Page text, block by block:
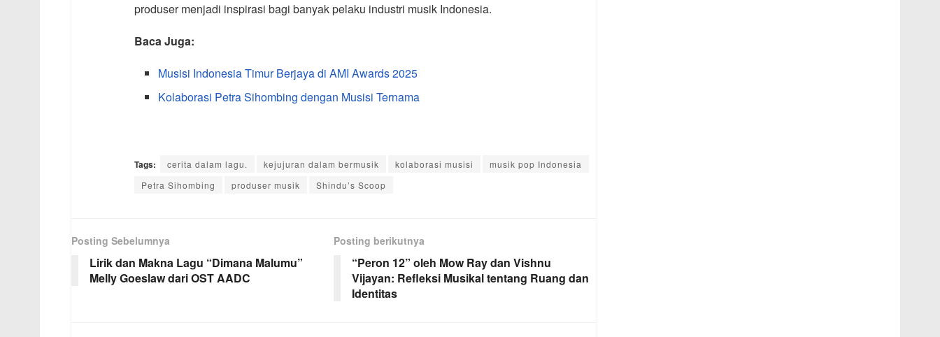
produser menjadi inspirasi bagi banyak pelaku industri musik Indonesia.
Baca Juga:
Musisi Indonesia Timur Berjaya di AMI Awards 2025
Kolaborasi Petra Sihombing dengan Musisi Ternama
Tags: cerita dalam lagu. kejujuran dalam bermusik kolaborasi musisi
musik pop Indonesia
Petra Sihombing
produser musik Shindu’s Scoop
Posting Sebelumnya
Lirik dan Makna Lagu “Dimana Malumu”
Melly Goeslaw dari OST AADC
Posting berikutnya
“Peron 12” oleh Mow Ray dan Vishnu
Vijayan: Refleksi Musikal tentang Ruang dan
Identitas